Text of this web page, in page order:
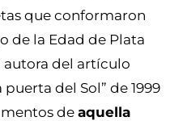
que conformaron
de la Edad de Plata
autora del artículo
del Sol” de 1999
de aquella